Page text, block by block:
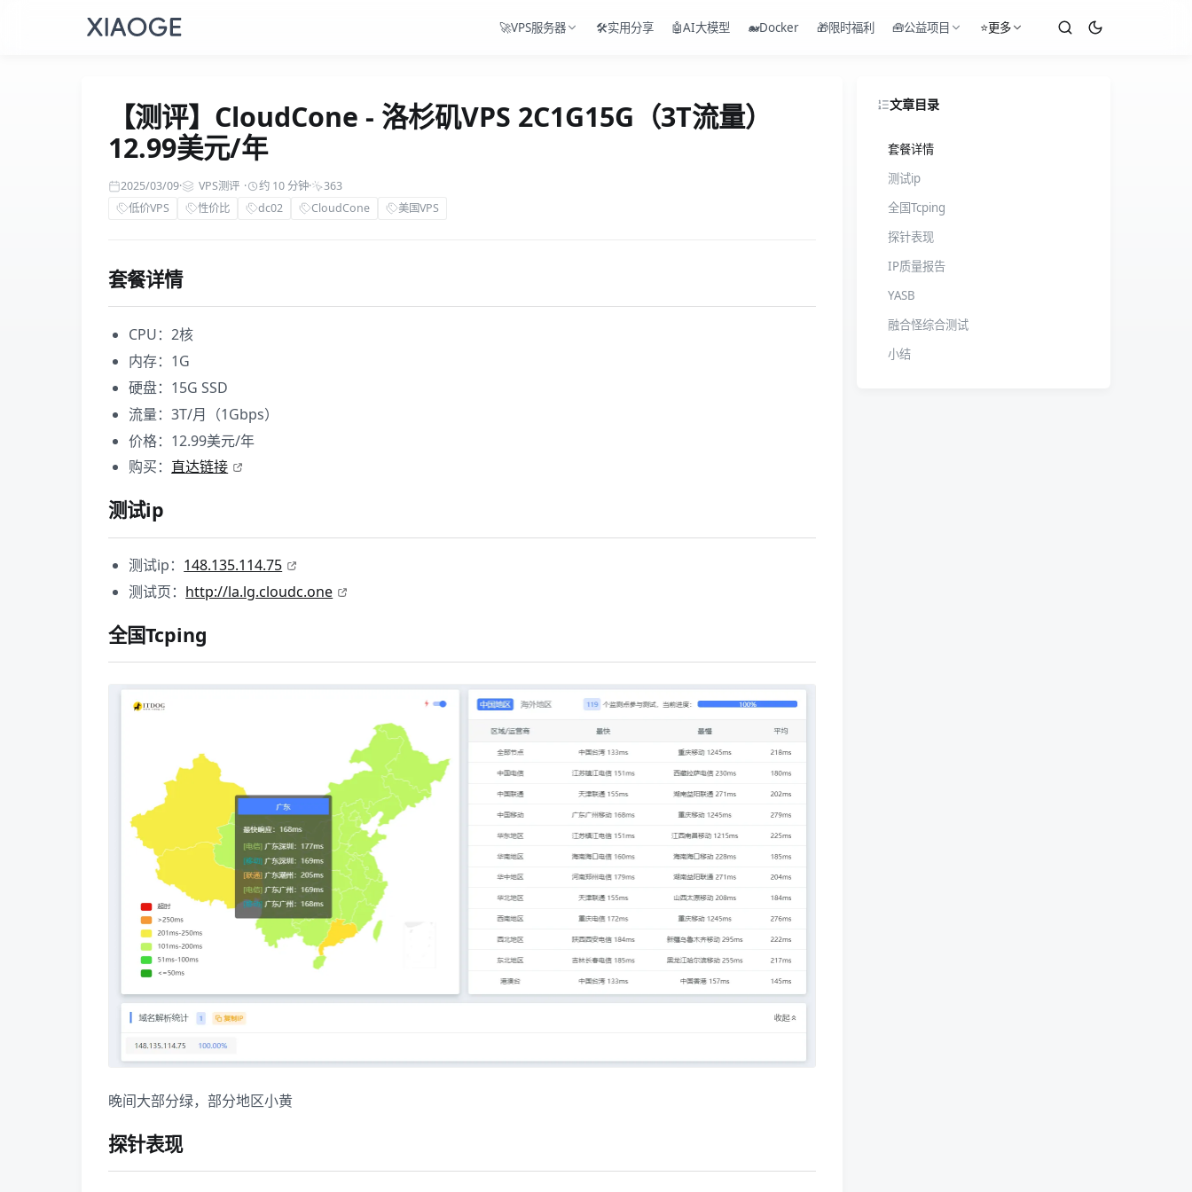
🚀VPS服务器 🛠️实用分享 🤖AI大模型 🐋Docker 🎁限时福利 🧰公益项目 ⭐更多
【测评】CloudCone - 洛杉矶VPS 2C1G15G（3T流量）
12.99美元/年
2025/03/09· VPS测评 · 约 10 分钟·
363
低价VPS
性价比 dc02 CloudCone 美国VPS
套餐详情
CPU：2核
内存：1G
硬盘：15G SSD
流量：3T/月（1Gbps）
价格：12.99美元/年
购买： 直达链接
测试ip
测试ip： 148.135.114.75
测试页： http://la.lg.cloudc.one
全国Tcping
晚间大部分绿，部分地区小黄
探针表现
文章目录
套餐详情
测试ip
全国Tcping
探针表现
IP质量报告
YASB
融合怪综合测试
小结